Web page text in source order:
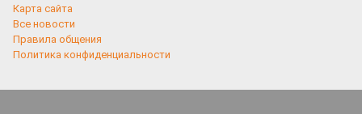
Карта сайта
Все новости
Правила общения
Политика конфиденциальности